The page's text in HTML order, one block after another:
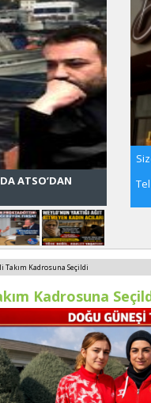
ATSO’DAN
Kadrosuna Seçildi
Kadrosuna